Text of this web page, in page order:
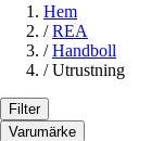
Hem
/ REA
/ Handboll
/ Utrustning
Filter
Varumärke